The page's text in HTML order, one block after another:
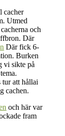
cacher
Utmed
och
Där
Där fick 6-
Burken
vi sikte på
tur att hållai
cachen.
och här var
fram